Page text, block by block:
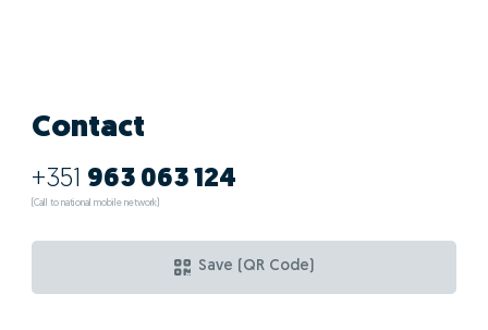
Contact
+351 963 063 124
(Call to national mobile network)
Save (QR Code)